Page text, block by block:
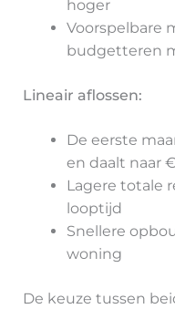
hoger
Voorspelbare
budgetteren
Lineair aflossen:
De eerste
en daalt naar
Lagere totale
looptijd
Snellere
woning
De keuze tussen